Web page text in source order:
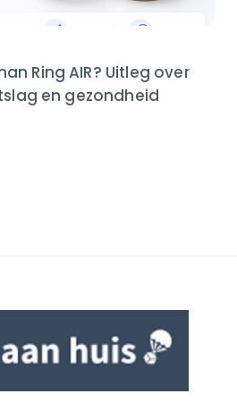
Ring AIR? Uitleg over
en gezondheid